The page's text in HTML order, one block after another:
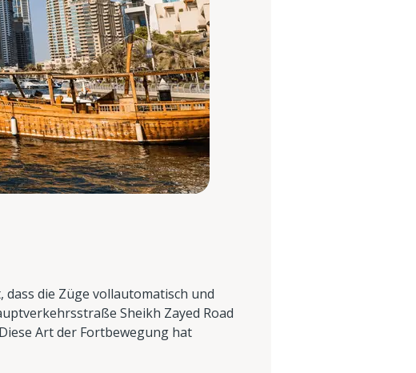
die Züge vollautomatisch und
Sheikh Zayed Road
Art der Fortbewegung hat